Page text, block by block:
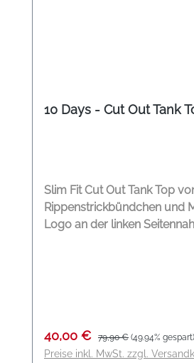
10 Days - Cut Out Tank
Slim Fit Cut Out Tank Top
Rippenstrickbündchen und
Logo an der linken Seitennaht. Slim
Verkaufspreis:
40,00 € Regulärer Preis:
79,90 € (49.94% gespart)
Preise inkl. MwSt. zzgl.